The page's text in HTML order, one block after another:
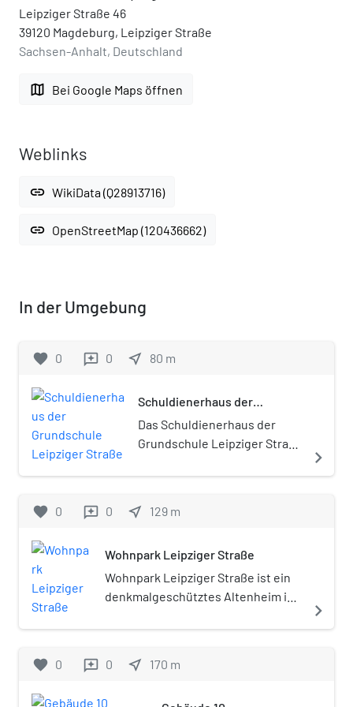
Leipziger Straße 46
39120 Magdeburg, Leipziger Straße
Sachsen-Anhalt, Deutschland
map Bei Google Maps öffnen
Weblinks
link WikiData (Q28913716)
link OpenStreetMap (120436662)
In der Umgebung
favorite 0 reviews 0 near_me 80 m
Schuldienerhaus der
Das Schuldienerhaus der
Grundschule Leipziger Straße
Wohnhaus in Magdeburg in
navigate_next
favorite 0 reviews 0 near_me 129 m
Wohnpark Leipziger Straße
Wohnpark Leipziger Straße ist ein
denkmalgeschütztes Altenheim in
navigate_next
favorite 0 reviews 0 near_me 170 m